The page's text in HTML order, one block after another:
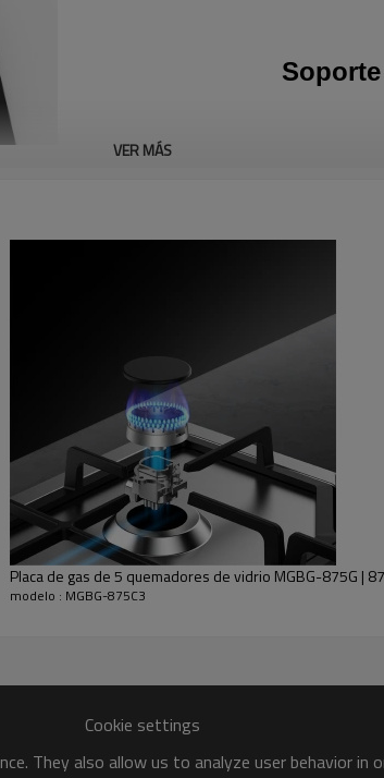
VER MÁS
Placa de gas de 5 quemadores de vidrio MGBG-875G |
modelo : MGBG-875C3
Cookie settings
They also allow us to analyze user behavior